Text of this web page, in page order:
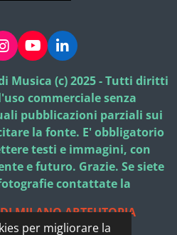
per migliorare la
I
n
s
t
a
g
r
a
Y
o
u
T
u
b
e
L
i
n
k
e
d
I
n
Musica (c) 2025 - Tutti diritti
commerciale senza
pubblicazioni parziali sui
la fonte. E' obbligatorio
testi e immagini, con
e futuro. Grazie. Se siete
contattate la
MILANO ARTEUTOPIA
Immagini di Musica